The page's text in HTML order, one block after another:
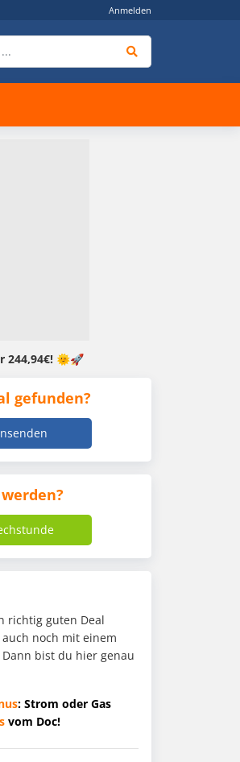
Anmelden
244,94€! 🌞🚀
gefunden?
richtig guten Deal
noch mit einem
bist du hier genau
: Strom oder Gas
vom Doc!